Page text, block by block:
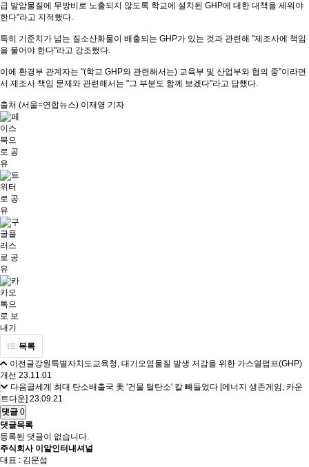
급 발암물질에 무방비로 노출되지 않도록 학교에 설치된 GHP에 대한 대책을 세워야
한다"라고 지적했다.
특히 기준치가 넘는 질소산화물이 배출되는 GHP가 있는 것과 관련해 "제조사에 책임
을 물어야 한다"라고 강조했다.
이에 환경부 관계자는 "(학교 GHP와 관련해서는) 교육부 및 산업부와 협의 중"이라면
서 제조사 책임 문제와 관련해서는 "그 부분도 함께 보겠다"라고 답했다.
출처 (서울=연합뉴스) 이재영 기자
목록
이전글강원특별자치도교육청, 대기오염물질 발생 저감을 위한 가스열펌프(GHP)
개선 23.11.01
다음글세계 최대 탄소배출국 美 '건물 탈탄소' 칼 빼들었다 [에너지 생존게임, 카운
트다운] 23.09.21
댓글 0
댓글목록
등록된 댓글이 없습니다.
주식회사 이알인터내셔널
대표 : 김문섭